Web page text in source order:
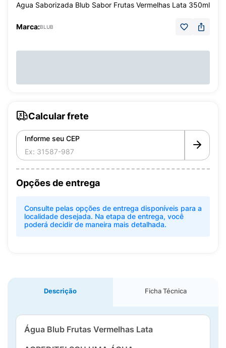
Agua Saborizada Blub Sabor Frutas Vermelhas Lata 350ml
Marca:BLUB
Calcular frete
Informe seu CEP
Opções de entrega
Consulte pelas opções de entrega disponíveis para a
localidade desejada. Na etapa de entrega, você
poderá decidir de maneira mais detalhada.
Descrição Ficha Técnica
Água Blub Frutas Vermelhas Lata